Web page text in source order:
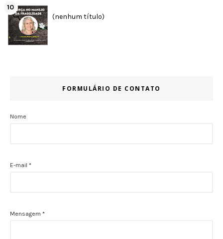
(nenhum título)
FORMULÁRIO DE CONTATO
Nome
E-mail *
Mensagem *